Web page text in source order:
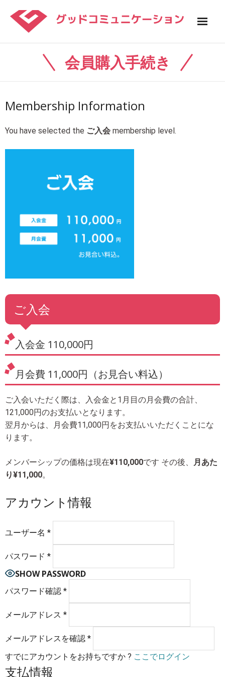
content
カウンセラー紹介
よくあるご質問
会員購入手続き
Membership Information
You have selected the ご入会 membership level.
ご入会
入会金 110,000円
月会費 11,000円（お見合い料込）
ご入会いただく際は、入会金と1月目の月会費の合計、
121,000円のお支払いとなります。
翌月からは、月会費11,000円をお支払いいただくことにな
ります。
メンバーシップの価格は現在¥110,000です その後、
月あた
り¥11,000。
アカウント情報
ユーザー名 *
パスワード *
SHOW PASSWORD
パスワード確認 *
メールアドレス *
メールアドレスを確認 *
すでにアカウントをお持ちですか ? ここでログイン
支払情報